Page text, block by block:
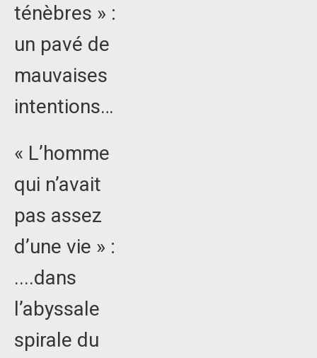
ténèbres » :
un pavé de
mauvaises
intentions…
« L’homme
qui n’avait
pas assez
d’une vie » :
....dans
l’abyssale
spirale du